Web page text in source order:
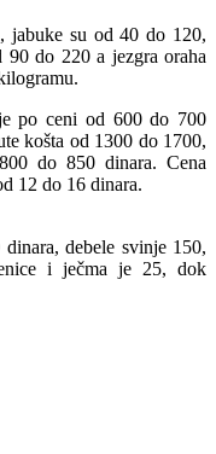
su od 40 do 120,
do 220 a jezgra oraha
po ceni od 600 do 700
košta od 1300 do 1700,
do 850 dinara. Cena
12 do 16 dinara.
debele svinje 150,
i ječma je 25, dok